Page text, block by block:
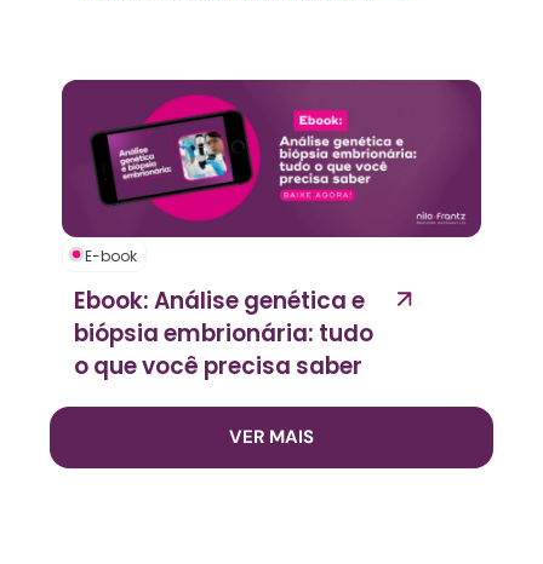
E-book
Ebook: Análise genética e
biópsia embrionária: tudo
o que você precisa saber
VER MAIS